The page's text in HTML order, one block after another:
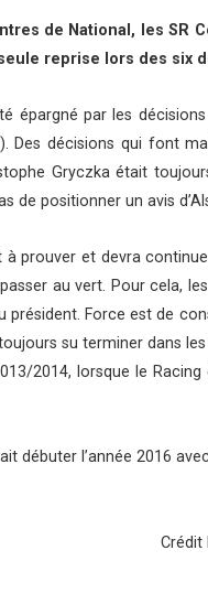
de National, les SR
reprise lors des six
épargné par les
Des décisions qui font
Gryczka était
de positionner un avis
prouver et devra
au vert. Pour cela,
Force est de
su terminer dans
2014, lorsque le
débuter l’année 2016
Crédit